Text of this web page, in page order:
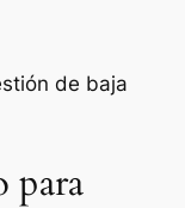
de baja
para